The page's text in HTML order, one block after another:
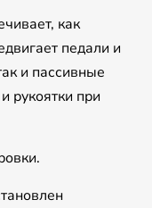
как
педали и
и пассивные
рукоятки при